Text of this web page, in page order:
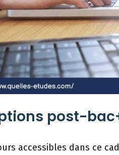
post-
accessibles dans ce